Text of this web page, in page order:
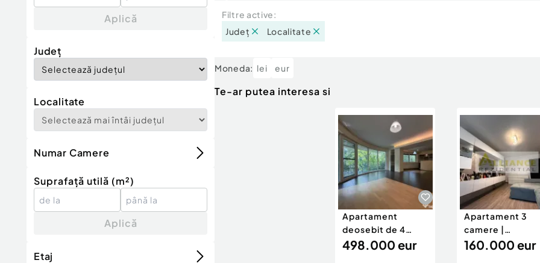
Aplică
Județ
Localitate
Numar Camere
Suprafață utilă (m²)
Aplică
Etaj
Filtre active:
Județ
Localitate
Moneda: lei eur
Te-ar putea interesa si
Apartament
deosebit de 4
camere Herastrau
498.000 eur
Apartament 3
camere |
Aparatorii
160.000 eur